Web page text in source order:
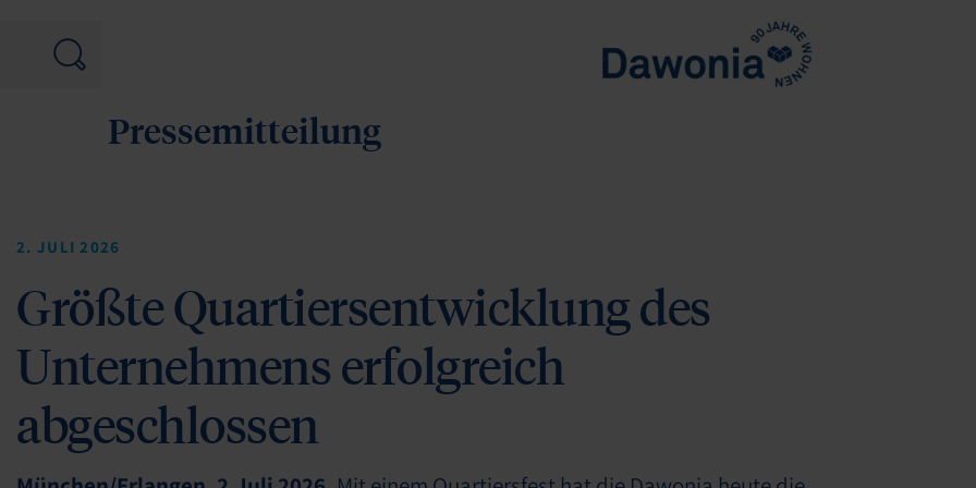
Pressemitteilung
2. JULI 2026
Größte Quartiersentwicklung des
Unternehmens erfolgreich
abgeschlossen